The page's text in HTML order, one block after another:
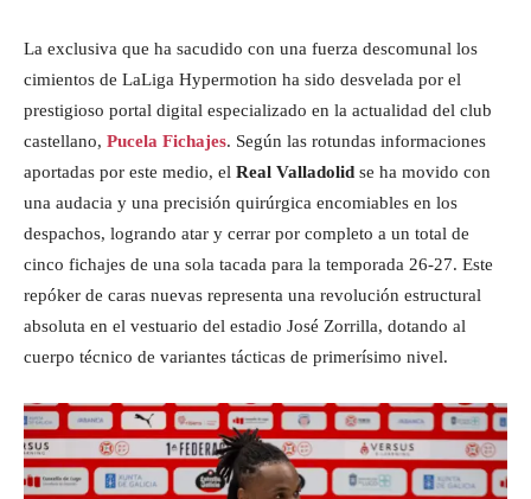
La exclusiva que ha sacudido con una fuerza descomunal los
cimientos de LaLiga Hypermotion ha sido desvelada por el
prestigioso portal digital especializado en la actualidad del club
castellano, Pucela Fichajes. Según las rotundas informaciones
aportadas por este medio, el Real Valladolid se ha movido con
una audacia y una precisión quirúrgica encomiables en los
despachos, logrando atar y cerrar por completo a un total de
cinco fichajes de una sola tacada para la temporada 26-27. Este
repóker de caras nuevas representa una revolución estructural
absoluta en el vestuario del estadio José Zorrilla, dotando al
cuerpo técnico de variantes tácticas de primerísimo nivel.